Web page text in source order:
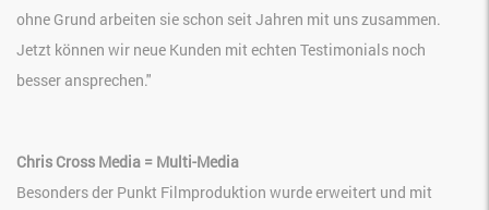
ohne Grund arbeiten sie schon seit Jahren mit uns zusammen.
Jetzt können wir neue Kunden mit echten Testimonials noch
besser ansprechen."
Chris Cross Media = Multi-Media
Besonders der Punkt Filmproduktion wurde erweitert und mit